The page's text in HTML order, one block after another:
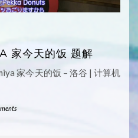
家今天的饭 题解
家今天的饭 – 洛谷 | 计算机